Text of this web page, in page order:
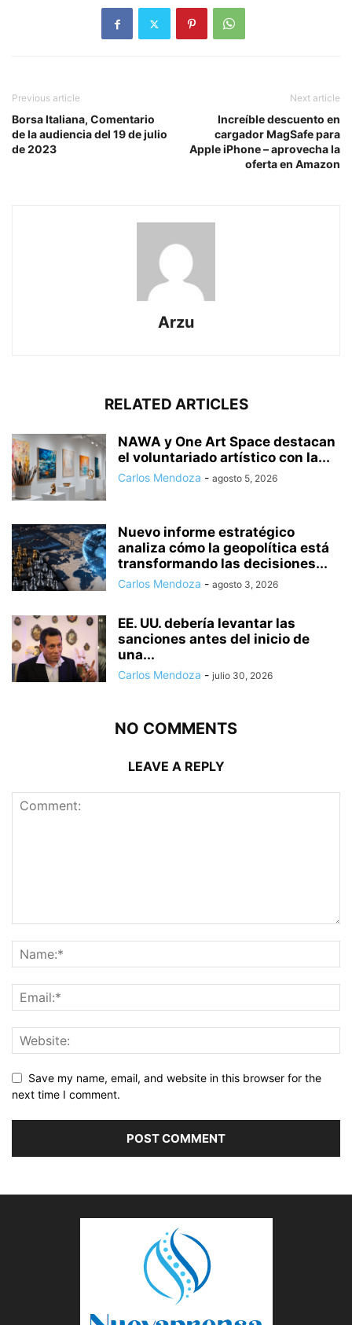
Previous article
Borsa Italiana, Comentario
de la audiencia del 19 de julio
de 2023
Next article
Increíble descuento en
cargador MagSafe para
Apple iPhone – aprovecha la
oferta en Amazon
Arzu
RELATED ARTICLES
NAWA y One Art Space destacan
el voluntariado artístico con la...
Carlos Mendoza - agosto 5, 2026
Nuevo informe estratégico
analiza cómo la geopolítica está
transformando las decisiones...
Carlos Mendoza - agosto 3, 2026
EE. UU. debería levantar las
sanciones antes del inicio de
una...
Carlos Mendoza - julio 30, 2026
NO COMMENTS
LEAVE A REPLY
Save my name, email, and website in this browser for the
next time I comment.